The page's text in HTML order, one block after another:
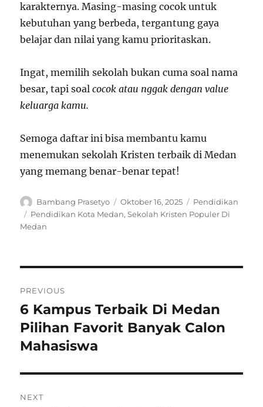
karakternya. Masing-masing cocok untuk
kebutuhan yang berbeda, tergantung gaya
belajar dan nilai yang kamu prioritaskan.
Ingat, memilih sekolah bukan cuma soal nama
besar, tapi soalcocok atau nggak dengan value
keluarga kamu.
Semoga daftar ini bisa membantu kamu
menemukan sekolah Kristen terbaik di Medan
yang memang benar-benar tepat!
Author
Bambang Prasetyo
Posted
on
Oktober 16, 2025 Categories
Pendidikan
Tags
Pendidikan Kota Medan,Sekolah Kristen Populer Di
Medan
pos
PREVIOUS
Previous
post:
6 Kampus Terbaik Di Medan
Pilihan Favorit Banyak Calon
Mahasiswa
NEXT